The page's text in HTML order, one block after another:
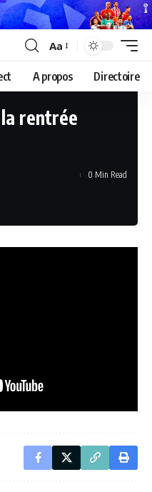
Aa
A propos Directoire
rentrée
0 Min Read